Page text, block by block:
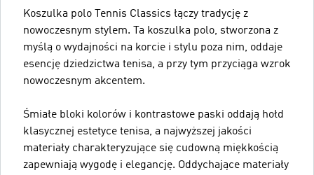
Koszulka polo Tennis Classics łączy tradycję z
nowoczesnym stylem. Ta koszulka polo, stworzona z
myślą o wydajności na korcie i stylu poza nim, oddaje
esencję dziedzictwa tenisa, a przy tym przyciąga wzrok
nowoczesnym akcentem.
Śmiałe bloki kolorów i kontrastowe paski oddają hołd
klasycznej estetyce tenisa, a najwyższej jakości
materiały charakteryzujące się cudowną miękkością
zapewniają wygodę i elegancję. Oddychające materiały